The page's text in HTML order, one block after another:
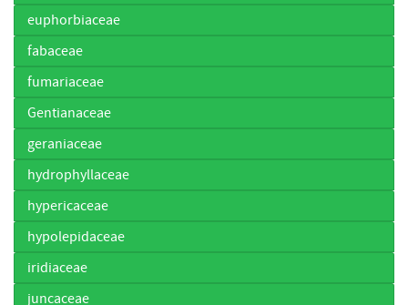
euphorbiaceae
fabaceae
fumariaceae
Gentianaceae
geraniaceae
hydrophyllaceae
hypericaceae
hypolepidaceae
iridiaceae
juncaceae